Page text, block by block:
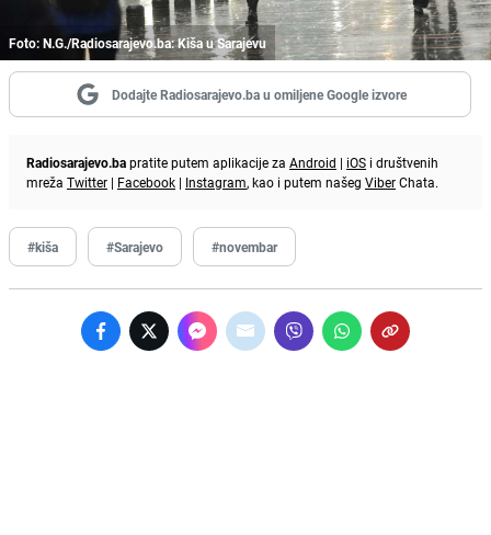
Foto: N.G./Radiosarajevo.ba: Kiša u Sarajevu
Dodajte Radiosarajevo.ba u omiljene Google izvore
Radiosarajevo.bapratite putem aplikacije za Android | iOS i društvenih
mreža Twitter | Facebook | Instagram, kao i putem našeg ViberChata.
#kiša #Sarajevo #novembar